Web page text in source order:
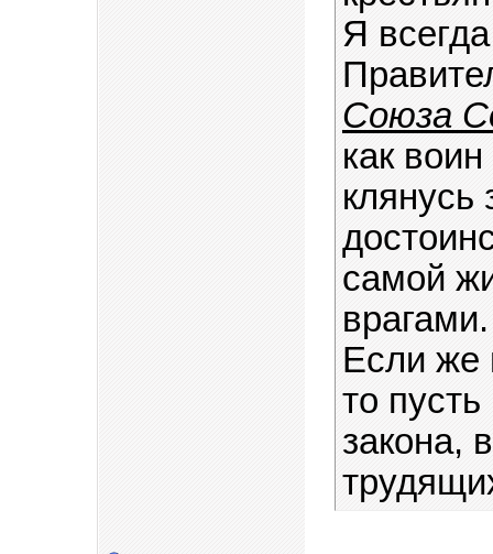
Я
Союза
как
самой
врагами.
Если же
то
закона,